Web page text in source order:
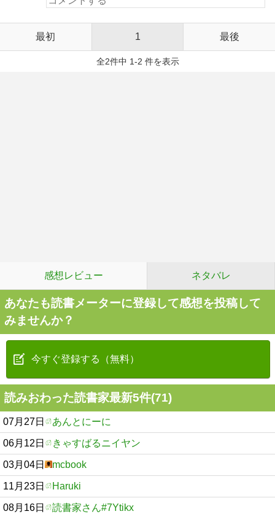
最初 1 最後
全2件中 1-2 件を表示
感想レビュー ネタバレ
あなたも読書メーターに登録して感想を投稿して
みませんか？
今すぐ登録する（無料）
読みおわった読書家最新5件(71)
07月27日 あんとにーに
06月12日 きゃすばるニイヤン
03月04日 mcbook
11月23日 Haruki
08月16日 読書家さん#7Ytikx